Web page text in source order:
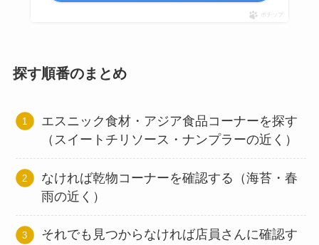
ポチップ
探す順番のまとめ
エスニック食材・アジア食品コーナーを探す
（スイートチリソース・ナンプラーの近く）
なければ乾物コーナーを確認する（海苔・春
雨の近く）
それでも見つからなければ店員さんに確認す